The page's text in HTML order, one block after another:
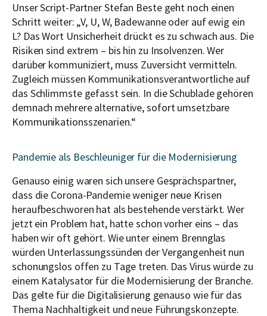
Unser Script-Partner Stefan Beste geht noch einen
Schritt weiter: „V, U, W, Badewanne oder auf ewig ein
L? Das Wort Unsicherheit drückt es zu schwach aus. Die
Risiken sind extrem – bis hin zu Insolvenzen. Wer
darüber kommuniziert, muss Zuversicht vermitteln.
Zugleich müssen Kommunikationsverantwortliche auf
das Schlimmste gefasst sein. In die Schublade gehören
demnach mehrere alternative, sofort umsetzbare
Kommunikationsszenarien.“
Pandemie als Beschleuniger für die Modernisierung
Genauso einig waren sich unsere Gesprächspartner,
dass die Corona-Pandemie weniger neue Krisen
heraufbeschworen hat als bestehende verstärkt. Wer
jetzt ein Problem hat, hatte schon vorher eins – das
haben wir oft gehört. Wie unter einem Brennglas
würden Unterlassungssünden der Vergangenheit nun
schonungslos offen zu Tage treten. Das Virus würde zu
einem Katalysator für die Modernisierung der Branche.
Das gelte für die Digitalisierung genauso wie für das
Thema Nachhaltigkeit und neue Führungskonzepte.